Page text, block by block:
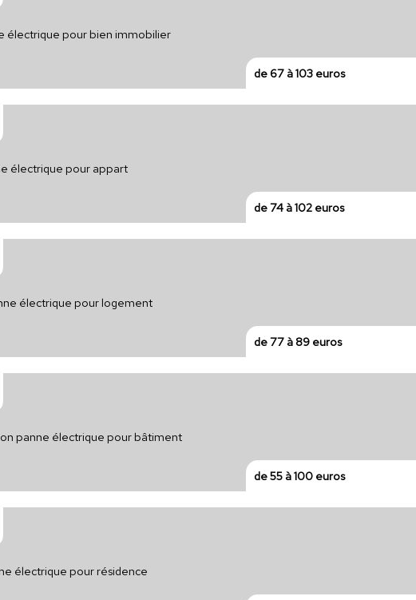
électrique pour bien immobilier
de 67 à 103 euros
électrique pour appart
de 74 à 102 euros
électrique pour logement
de 77 à 89 euros
panne électrique pour bâtiment
de 55 à 100 euros
électrique pour résidence